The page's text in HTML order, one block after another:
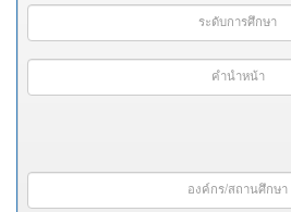
ระดับการศึกษา
คำนำหน้า
องค์กร/สถานศึกษา